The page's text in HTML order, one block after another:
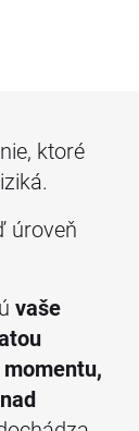
ktoré
úroveň
vaše